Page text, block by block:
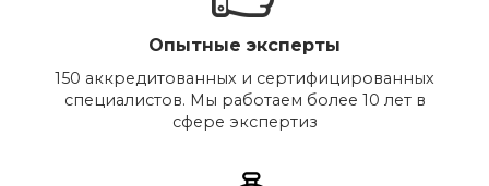
Опытные эксперты
150 аккредитованных и сертифицированных
специалистов. Мы работаем более 10 лет в
сфере экспертиз